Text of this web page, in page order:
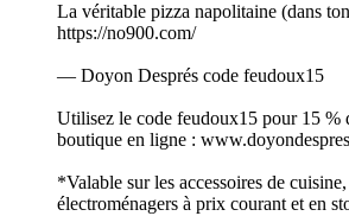
La véritable pizza napolitaine (dans
https://no900.com/
— Doyon Després code feudoux15
Utilisez le code feudoux15 pour 15 %
boutique en ligne :
*Valable sur les accessoires de
électroménagers à prix courant et en